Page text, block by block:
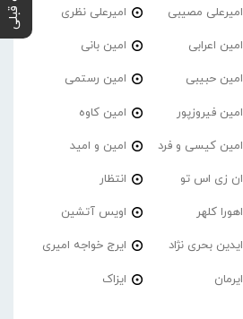
امیرعلی مصیبی امیرعلی نظری
امین اعرابی امین بانی
امین حبیبی امین رستمی
امین فیروزپور امین کاوه
امین کیسی و فرد امین و امید
ان زی اس تو انتظار
اهورا کلهر اویس آتشین
ایدین بحری نژاد ایرج خواجه امیری
ایرمان ایزاک